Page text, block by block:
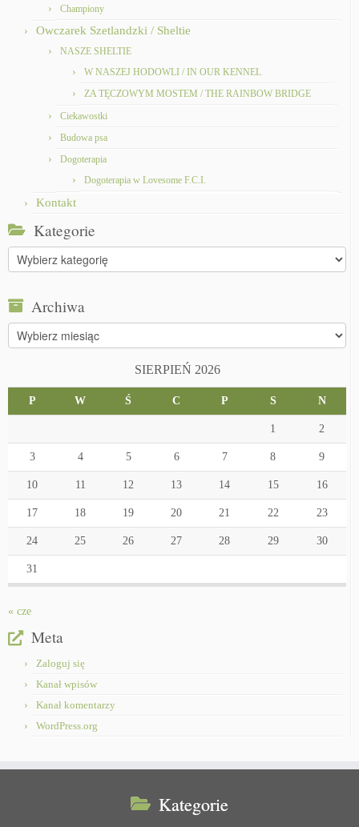
Championy
Owczarek Szetlandzki / Sheltie
NASZE SHELTIE
W NASZEJ HODOWLI / IN OUR KENNEL
ZA TĘCZOWYM MOSTEM / THE RAINBOW BRIDGE
Ciekawostki
Budowa psa
Dogoterapia
Dogoterapia w Lovesome F.C.I.
Kontakt
Kategorie
Kategorie
Archiwa
Archiwa
SIERPIEŃ 2026
P W Ś C P S N
1 2
3 4 5 6 7 8 9
10 11 12 13 14 15 16
17 18 19 20 21 22 23
24 25 26 27 28 29 30
31
« cze
Meta
Zaloguj się
Kanał wpisów
Kanał komentarzy
WordPress.org
Kategorie